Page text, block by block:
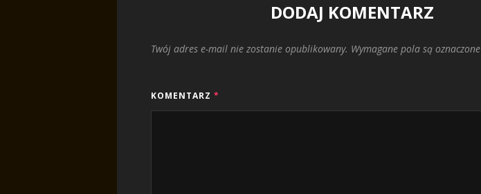
DODAJ KOMENTARZ
Twój adres e-mail nie zostanie opublikowany. Wymagane pola są oznaczone
KOMENTARZ *